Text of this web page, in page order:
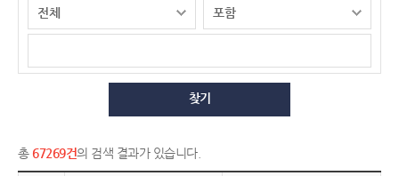
찾기
총 67269건의 검색 결과가 있습니다.